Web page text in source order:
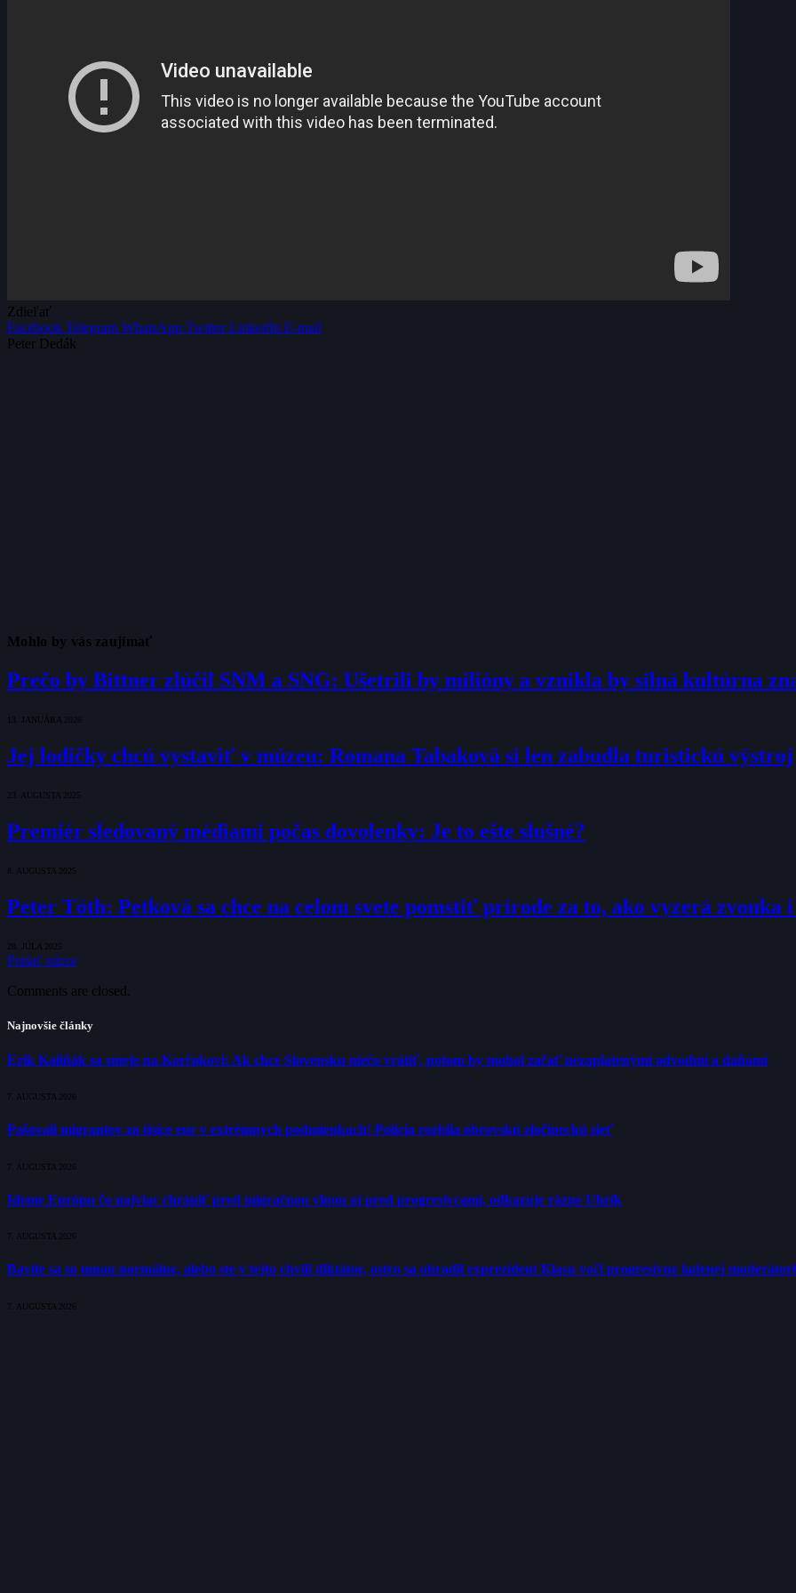
Zdieľať
Facebook Telegram WhatsApp Twitter LinkedIn E-mail
Peter Dedák
Mohlo by vás zaujímať
Prečo by Bittner zlúčil SNM a SNG: Ušetrili by milióny a vznikla by silná kultúrna
13. JANUÁRA 2026
Jej lodičky chcú vystaviť v múzeu: Romana Tabaková si len zabudla turistickú výstroj
23. AUGUSTA 2025
Premiér sledovaný médiami počas dovolenky: Je to ešte slušné?
8. AUGUSTA 2025
Peter Tóth: Petková sa chce na celom svete pomstiť prírode za to, ako vyzerá zvonka
28. JÚLA 2025
Pridať názor
Comments are closed.
Najnovšie články
Erik Kaliňák sa smeje na Korčokovi: Ak chce Slovensku niečo vrátiť, potom by mohol začať nezaplatenými odvodmi a daňami
7. AUGUSTA 2026
Pašovali migrantov za tisíce eur v extrémnych podmienkach! Polícia rozbila obrovskú zločineckú sieť
7. AUGUSTA 2026
Ideme Európu čo najviac chrániť pred migračnou vlnou aj pred progresívcami, odkazuje rázne Uhrík
7. AUGUSTA 2026
Bavíte sa so mnou normálne, alebo ste v tejto chvíli diktátor, ostro sa ohradil exprezident Klasu voči progresívne ladenej
7. AUGUSTA 2026